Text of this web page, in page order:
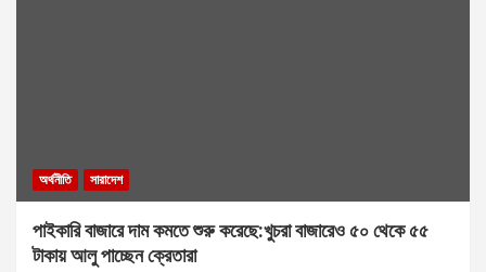
অর্থনীতি সারাদেশ
পাইকারি বাজারে দাম কমতে শুরু করেছে:খুচরা বাজারেও ৫০ থেকে ৫৫
টাকায় আলু পাচ্ছেন ক্রেতারা